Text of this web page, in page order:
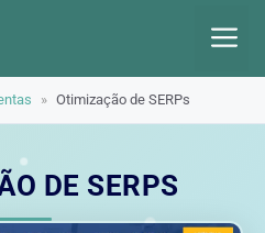
» Otimização de SERPs
DE SERPS